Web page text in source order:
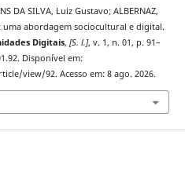
DA SILVA, Luiz Gustavo; ALBERNAZ,
uma abordagem sociocultural e digital.
Digitais, [S. l.], v. 1, n. 01, p. 91–
Disponível em:
view/92. Acesso em: 8 ago. 2026.